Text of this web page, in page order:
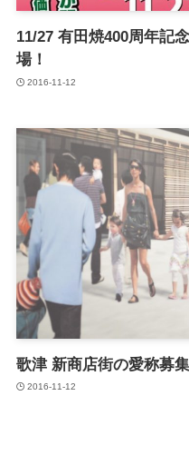
11/27 有田焼400周年記
場！
2016-11-12
歌津 新商店街の愛称募
2016-11-12